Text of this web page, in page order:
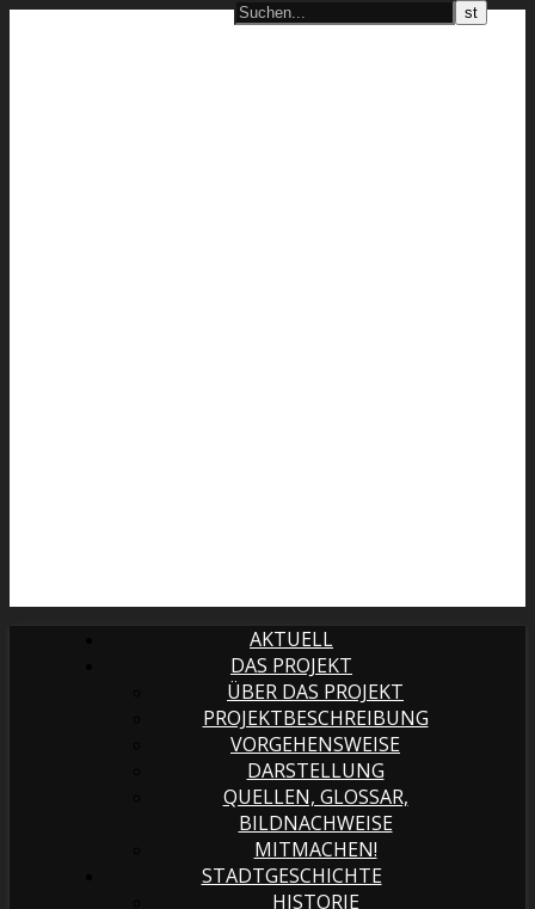
AKTUELL
DAS PROJEKT
ÜBER DAS PROJEKT
PROJEKTBESCHREIBUNG
VORGEHENSWEISE
DARSTELLUNG
QUELLEN, GLOSSAR,
BILDNACHWEISE
MITMACHEN!
STADTGESCHICHTE
HISTORIE